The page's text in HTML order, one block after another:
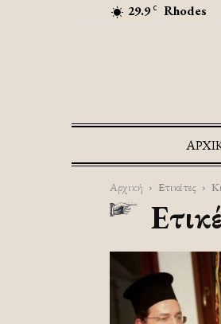
29.9 C Rhodes
Αρχική Ετικέτες